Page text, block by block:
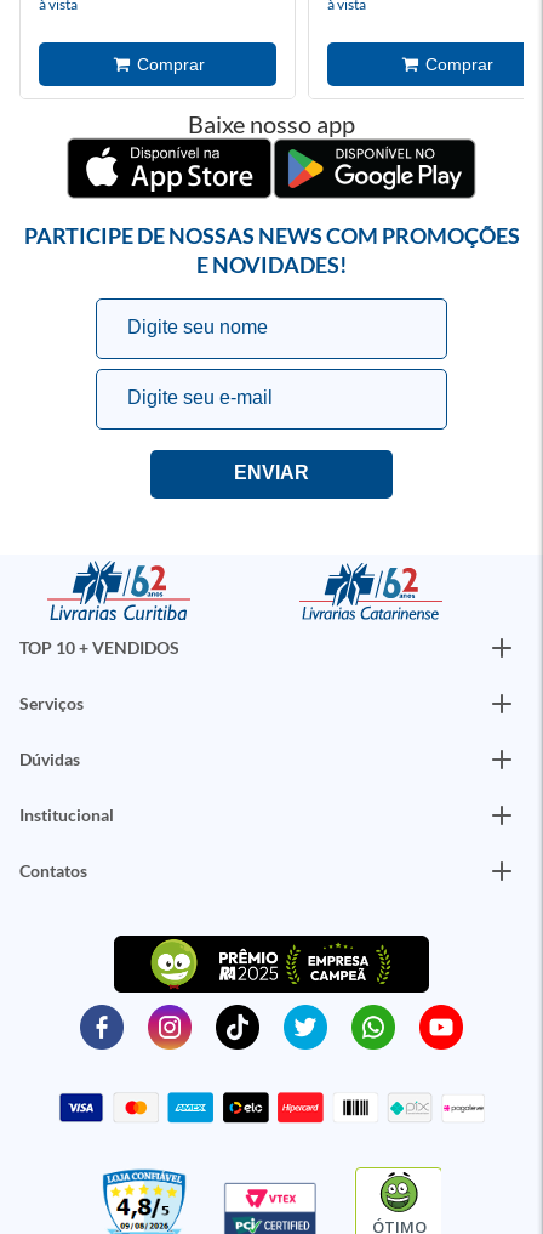
à vista à vista
Baixe nosso app
PARTICIPE DE NOSSAS NEWS COM PROMOÇÕES
E NOVIDADES!
TOP 10 + VENDIDOS
Serviços
Dúvidas
Institucional
Contatos
ÓTIMO